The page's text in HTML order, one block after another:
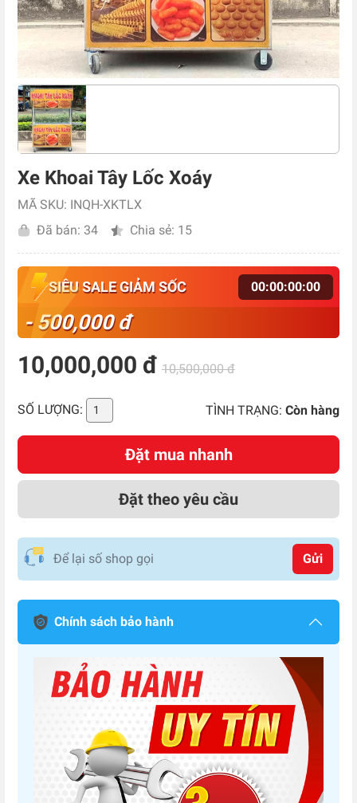
Xe Khoai Tây Lốc Xoáy
MÃ SKU: INQH-XKTLX
Đã bán: 34
Chia sẻ: 15
SIÊU SALE GIẢM SỐC 00:00:00:00
- 500,000 đ
10,000,000 đ 10,500,000 đ
SỐ LƯỢNG: TÌNH TRẠNG: Còn hàng
Đặt mua nhanh
Đặt theo yêu cầu
Gửi
Chính sách bảo hành